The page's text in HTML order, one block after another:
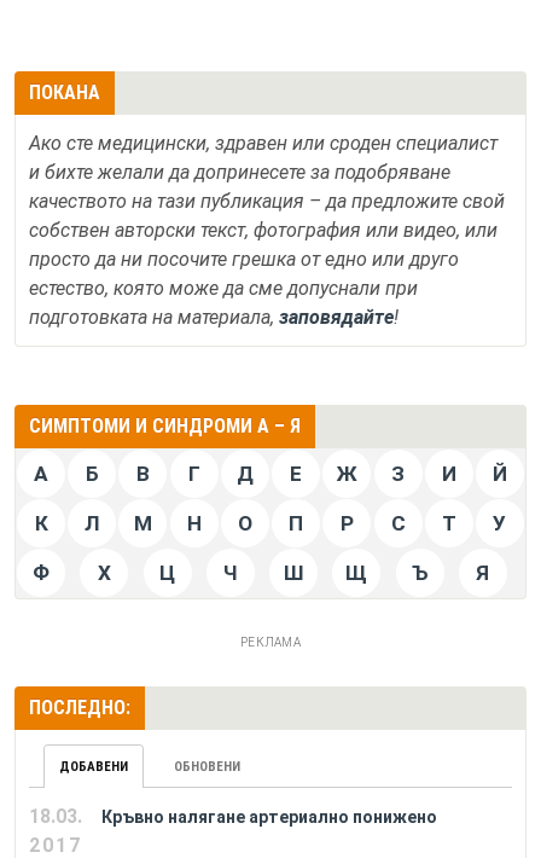
ПОКАНА
Ако сте медицински, здравен или сроден специалист
и бихте желали да допринесете за подобряване
качеството на тази публикация – да предложите свой
собствен авторски текст, фотография или видео, или
просто да ни посочите грешка от едно или друго
естество, която може да сме допуснали при
подготовката на материала, заповядайте!
СИМПТОМИ И СИНДРОМИ А – Я
А Б В Г Д Е Ж З И Й
К Л М Н О П Р С Т У
Ф Х Ц Ч Ш Щ Ъ Я
РЕКЛАМА
ПОСЛЕДНО:
ДОБАВЕНИ ОБНОВЕНИ
18.03.
2017
Кръвно налягане артериално понижено